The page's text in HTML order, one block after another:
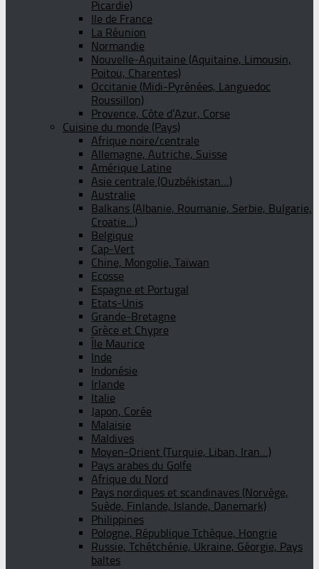
Picardie)
Ile de France
La Réunion
Normandie
Nouvelle-Aquitaine (Aquitaine, Limousin,
Poitou, Charentes)
Occitanie (Midi-Pyrénées, Languedoc
Roussillon)
Provence, Côte d’Azur, Corse
Cuisine du monde (Pays)
Afrique noire/centrale
Allemagne, Autriche, Suisse
Amérique Latine
Asie centrale (Ouzbékistan…)
Australie
Balkans (Albanie, Roumanie, Serbie, Bulgarie,
Croatie…)
Belgique
Cap-Vert
Chine, Mongolie, Taïwan
Ecosse
Espagne et Portugal
Etats-Unis
Grande-Bretagne
Grèce et Chypre
Île Maurice
Inde
Indonésie
Irlande
Italie
Japon, Corée
Malaisie
Maldives
Moyen-Orient (Turquie, Liban, Iran…)
Pays arabes du Golfe
Afrique du Nord
Pays nordiques et scandinaves (Norvège,
Suède, Finlande, Islande, Danemark)
Philippines
Pologne, République Tchèque, Hongrie
Russie, Tchétchénie, Ukraine, Géorgie, Pays
baltes